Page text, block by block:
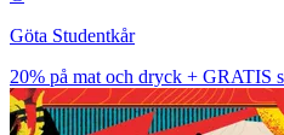
Göta Studentkår
20% på mat och dryck + GRATIS